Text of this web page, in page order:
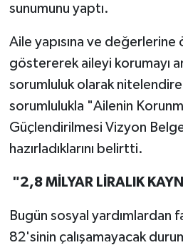
sunumunu yaptı.
Aile yapısına ve
göstererek aileyi korumayı
sorumluluk olarak
sorumlulukla "Ailenin
Güçlendirilmesi Vizyon
hazırladıklarını belirtti.
"2,8 MİLYAR LİRALIK
Bugün sosyal yardımlardan
82'sinin çalışamayacak